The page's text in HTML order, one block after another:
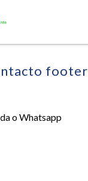
footer
o Whatsapp